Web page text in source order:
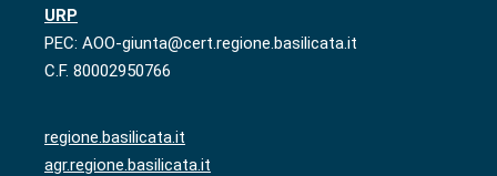
URP
PEC: AOO-giunta@cert.regione.basilicata.it
C.F. 80002950766
regione.basilicata.it
agr.regione.basilicata.it